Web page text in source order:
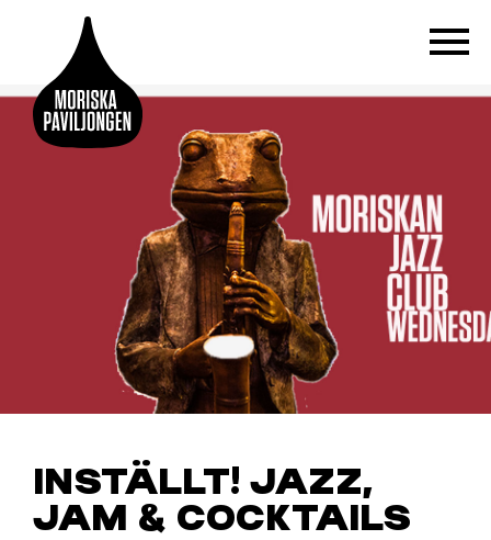
INSTÄLLT! JAZZ,
JAM & COCKTAILS